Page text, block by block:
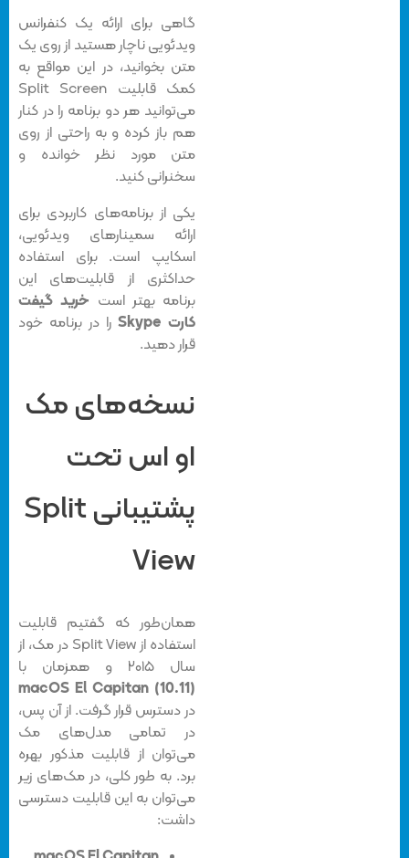
گاهی برای ارائه یک کنفرانس
ویدئویی ناچار هستید از روی یک
متن بخوانید، در این مواقع به
کمک قابلیت Split Screen
می‌توانید هر دو برنامه را در کنار
هم باز کرده و به راحتی از روی
متن مورد نظر خوانده و
سخنرانی کنید.
یکی از برنامه‌های کاربردی برای
ارائه سمینارهای ویدئویی،
اسکایپ است. برای استفاده
حداکثری از قابلیت‌های این
برنامه بهتر استخرید گیفت
کارت Skype
را در برنامه خود
قرار دهید.
نسخه‌های مک
او اس تحت
پشتیبانی Split
View
همان‌طور که گفتیم قابلیت
استفاده از Split View در مک، از
سال ۲۰۱۵ و همزمان با
macOS El Capitan (10.11)
در دسترس قرار گرفت. از آن پس،
در تمامی مدل‌های مک
می‌توان از قابلیت مذکور بهره
برد. به طور کلی، در مک‌های زیر
می‌توان به این قابلیت دسترسی
داشت: